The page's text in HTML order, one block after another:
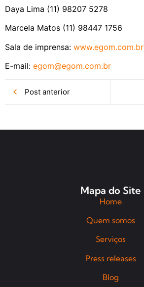
Daya Lima (11) 98207 5278
Marcela Matos (11) 98447 1756
Sala de imprensa: www.egom.com.br
E-mail: egom@egom.com.br
Post anterior
Mapa do Site
Home
Quem somos
Serviços
Press releases
Blog